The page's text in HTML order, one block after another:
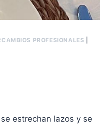
PROFESIONALES
estrechan lazos y se